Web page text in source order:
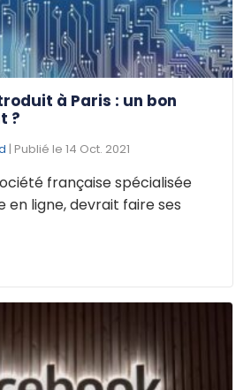
à Paris : un bon
?
| Publié le 14 Oct. 2021
française spécialisée
en ligne, devrait faire ses